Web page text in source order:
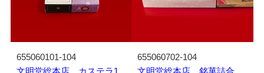
655060101-104
文明堂総本店 カステラ1
655060702-104
文明堂総本店 銘菓詰合